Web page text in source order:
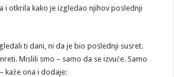
i otkrila kako je izgledao njihov poslednji
ti dani, ni da je bio poslednji susret.
Mislili smo – samo da se izvuče. Samo
kaže ona i dodaje: